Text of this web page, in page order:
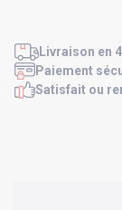
Livraison en
Paiement
Satisfait ou